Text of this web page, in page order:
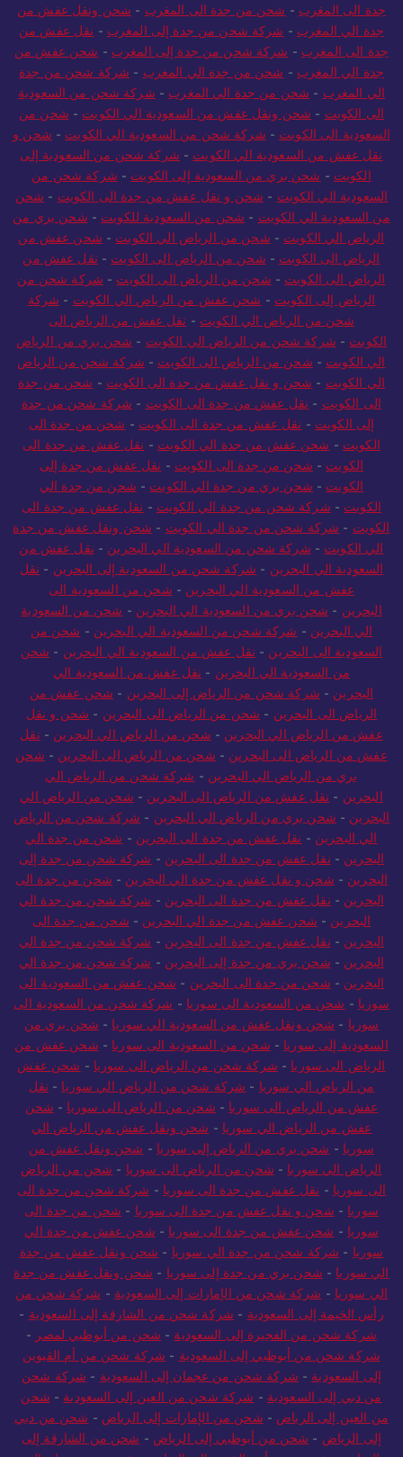
جدة الى المغرب - شحن من جدة الى المغرب - شحن ونقل عفش من
جدة الي المغرب - شركة شحن من جدة إلى المغرب - نقل عفش من
جدة الى المغرب - شركة شحن من جدة إلى المغرب - شحن عفش من
جدة الي المغرب - شحن من جدة الي المغرب - شركة شحن من جدة
الي المغرب - شحن من جدة الي المغرب - شركة شحن من السعودية
الى الكويت - شحن ونقل عفش من السعودية الي الكويت - شحن من
السعودية الى الكويت - شركة شحن من السعودية الي الكويت - شحن و
نقل عفش من السعودية الي الكويت - شركة شحن من السعودية إلى
الكويت - شحن بري من السعودية إلى الكويت - شركة شحن من
السعودية الي الكويت - شحن و نقل عفش من جدة الى الكويت - شحن
من السعودية الي الكويت - شحن من السعودية للكويت - شحن بري من
الرياض الي الكويت - شحن من الرياض الي الكويت - شحن عفش من
الرياض الى الكويت - شحن من الرياض الى الكويت - نقل عفش من
الرياض الى الكويت - شحن من الرياض الى الكويت - شركة شحن من
الرياض إلى الكويت - شحن عفش من الرياض الي الكويت - شركة
شحن من الرياض الي الكويت - نقل عفش من الرياض الى
الكويت - شركة شحن من الرياض الي الكويت - شحن بري من الرياض
الي الكويت - شحن من الرياض الى الكويت - شركة شحن من الرياض
الي الكويت - شحن و نقل عفش من جدة الى الكويت - شحن من جدة
الى الكويت - نقل عفش من جدة الى الكويت - شركة شحن من جدة
إلى الكويت - نقل عفش من جدة الى الكويت - شحن من جدة الى
الكويت - شحن عفش من جدة الي الكويت - نقل عفش من جدة الى
الكويت - شحن من جدة الى الكويت - نقل عفش من جدة إلى
الكويت - شحن بري من جدة الي الكويت - شحن من جدة الي
الكويت - شركة شحن من جدة الي الكويت - نقل عفش من جدة الى
الكويت - شركة شحن من جدة الي الكويت - شحن ونقل عفش من جدة
الي الكويت - شركة شحن من السعودية الي البحرين - نقل عفش من
السعودية الي البحرين - شركة شحن من السعودية إلى البحرين - نقل
عفش من السعودية الي البحرين - شحن من السعودية الى
البحرين - شحن بري من السعودية الي البحرين - شحن من السعودية
الي البحرين - شركة شحن من السعودية الي البحرين - شحن من
السعودية الى البحرين - نقل عفش من السعودية الي البحرين - شحن
من السعودية الي البحرين - نقل عفش من السعودية الي
البحرين - شركة شحن من الرياض إلى البحرين - شحن عفش من
الرياض الى البحرين - شحن من الرياض الى البحرين - شحن و نقل
عفش من الرياض الي البحرين - شحن من الرياض الي البحرين - نقل
عفش من الرياض الى البحرين - شحن من الرياض الى البحرين - شحن
بري من الرياض الي البحرين - شركة شحن من الرياض الي
البحرين - نقل عفش من الرياض الى البحرين - شحن من الرياض الي
البحرين - شحن بري من الرياض الي البحرين - شركة شحن من الرياض
الي البحرين - نقل عفش من جدة الى البحرين - شحن من جدة الي
البحرين - نقل عفش من جدة الى البحرين - شركة شحن من جدة إلى
البحرين - شحن و نقل عفش من جدة الي البحرين - شحن من جدة الى
البحرين - نقل عفش من جدة الى البحرين - شركة شحن من جدة الي
البحرين - شحن عفش من جدة الي البحرين - شحن من جدة الى
البحرين - نقل عفش من جدة الى البحرين - شركة شحن من جدة الي
البحرين - شحن بري من جدة إلى البحرين - شركة شحن من جدة الي
البحرين - شحن من جدة الى البحرين - شحن عفش من السعودية الى
سوريا - شحن من السعودية الى سوريا - شركة شحن من السعودية الى
سوريا - شحن ونقل عفش من السعودية الي سوريا - شحن بري من
السعودية إلى سوريا - شحن من السعودية الى سوريا - شحن عفش من
الرياض الى سوريا - شركة شحن من الرياض الى سوريا - شحن عفش
من الرياض الي سوريا - شركة شحن من الرياض الي سوريا - نقل
عفش من الرياض الى سوريا - شحن من الرياض الى سوريا - شحن
عفش من الرياض الي سوريا - شحن ونقل عفش من الرياض الي
سوريا - شحن بري من الرياض إلى سوريا - شحن ونقل عفش من
الرياض الي سوريا - شحن من الرياض الى سوريا - شحن من الرياض
الى سوريا - نقل عفش من جدة الى سوريا - شركة شحن من جدة الى
سوريا - شحن و نقل عفش من جدة الى سوريا - شحن من جدة الى
سوريا - شحن عفش من جدة الى سوريا - شحن عفش من جدة الي
سوريا - شركة شحن من جدة الي سوريا - شحن ونقل عفش من جدة
الي سوريا - شحن بري من جدة إلى سوريا - شحن ونقل عفش من جدة
الي سوريا - شركة شحن من الإمارات إلى السعودية - شركة شحن من
رأس الخيمة إلى السعودية - شركة شحن من الشارقة إلى السعودية -
شركة شحن من الفجيرة إلى السعودية - شحن من أبوظبي لمصر -
شركة شحن من أبوظبي إلى السعودية - شركة شحن من أم القيوين
إلى السعودية - شركة شحن من عجمان إلى السعودية - شركة شحن
من دبي إلى السعودية - شركة شحن من العين إلى السعودية - شحن
من العين إلى الرياض - شحن من الإمارات إلى الرياض - شحن من دبي
إلى الرياض - شحن من أبوظبي إلى الرياض - شحن من الشارقة إلى